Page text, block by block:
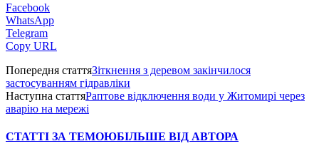
Facebook
WhatsApp
Telegram
Copy URL
Попередня статтяЗіткнення з деревом закінчилося
застосуванням гідравліки
Наступна статтяРаптове відключення води у Житомирі через
аварію на мережі
СТАТТІ ЗА ТЕМОЮБІЛЬШЕ ВІД АВТОРА